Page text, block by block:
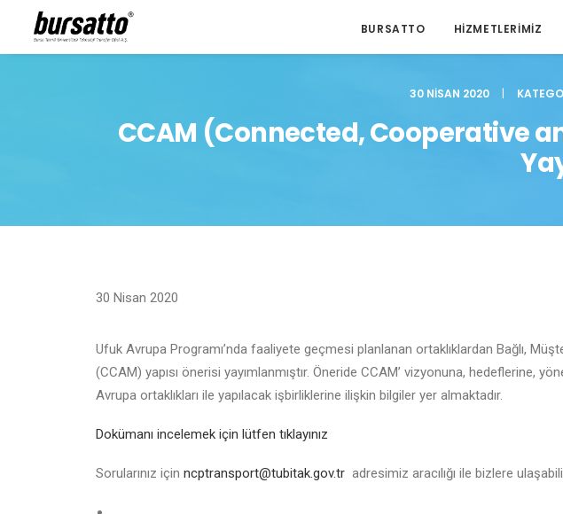
BURSATTO HIZMETLERIMIZ
30 NISAN 2020 |
CCAM (Connected, Cooperative
30 Nisan 2020
Ufuk Avrupa Programı’nda faaliyete geçmesi planlanan ortaklıklardan Bağlı,
(CCAM) yapısı önerisi yayımlanmıştır. Öneride CCAM’ vizyonuna, hedeflerine,
Avrupa ortaklıkları ile yapılacak işbirliklerine ilişkin bilgiler yer almaktadır.
Dokümanı incelemek için lütfen tıklayınız
Sorularınız için ncptransport@tubitak.gov.tr adresimiz aracılığı ile bizlere